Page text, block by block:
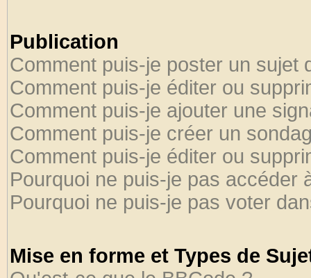
Publication
Comment puis-je poster un sujet
Comment puis-je éditer ou
Comment puis-je ajouter une
Comment puis-je créer un
Comment puis-je éditer ou
Pourquoi ne puis-je pas accéder
Pourquoi ne puis-je pas voter
Mise en forme et Types de